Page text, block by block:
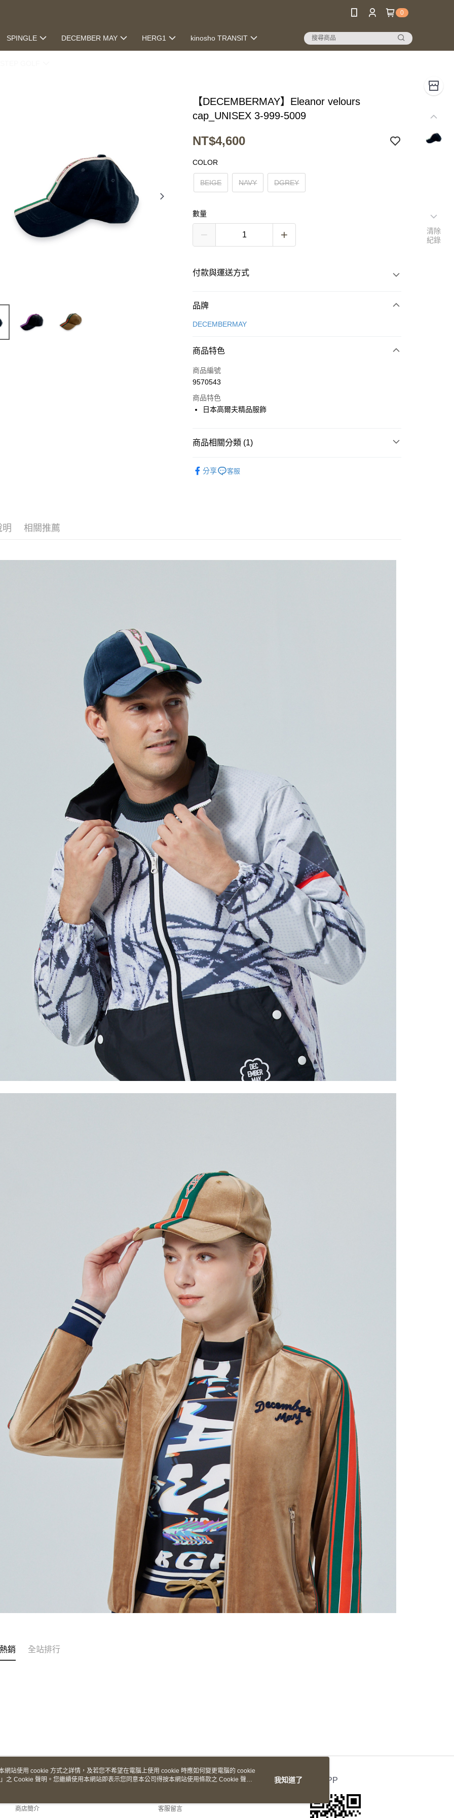
0
SPINGLE DECEMBER MAY HERG1 kinosho TRANSIT
【DECEMBERMAY】Eleanor velours
cap_UNISEX 3-999-5009
NT$4,600
COLOR
BEIGE NAVY DGREY
數量
付款與運送方式
付款方式
信用卡一次付款
全盈+PAY
運送方式
每筆NT$60
每筆NT$60
宅配
品牌
DECEMBERMAY
商品特色
商品編號
9570543
商品特色
日本高爾夫精品服飾
商品相關分類 (1)
分享
客服
明 相關推薦
銷 全站排行
關於我們
商店簡介
客服資訊
客服留言
官方APP
清除
紀錄
網站使用 cookie 方式之詳情，及若您不希望在電腦上使用 cookie 時應如何變更電腦的 cookie
」之 Cookie 聲明。您繼續使用本網站即表示您同意本公司得按本網站使用條款之 Cookie 聲明
我知道了